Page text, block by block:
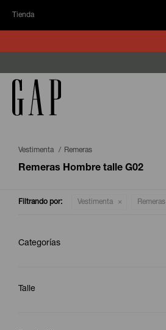
Tienda
Vestimenta Remeras
Remeras Hombre talle G02
Filtrando por: Vestimenta Remeras
Categorías
Talle